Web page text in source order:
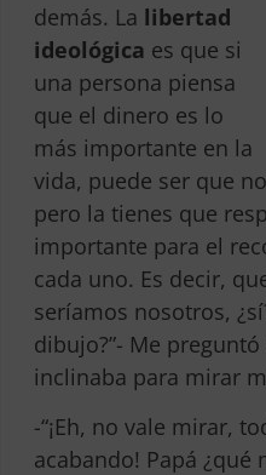
demás. La libertad
ideológica es que si
una persona piensa
que el dinero es lo
más importante en la
vida, puede ser que
pero la tienes que
importante para el
cada uno. Es decir,
seríamos nosotros,
dibujo?”- Me
inclinaba para mirar
-“¡Eh, no vale mirar,
acabando! Papá ¿qué